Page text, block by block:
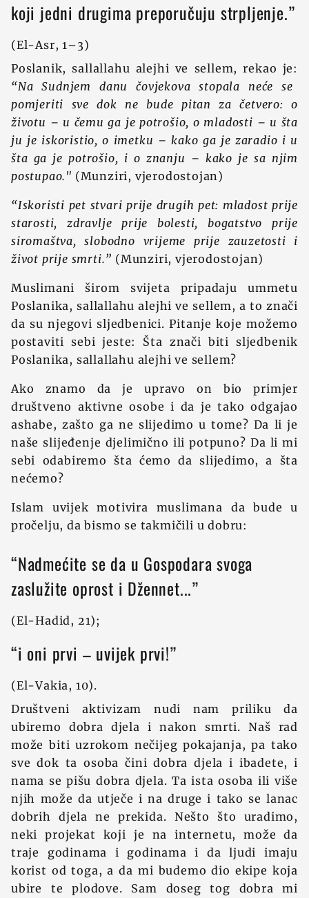
koji jedni drugima preporučuju strpljenje.”
(El-Asr, 1–3)
Poslanik, sallallahu alejhi ve sellem, rekao je:
“Na Sudnjem danu čovjekova stopala neće se
pomjeriti sve dok ne bude pitan za četvero: o
životu – u čemu ga je potrošio, o mladosti – u šta
ju je iskoristio, o imetku – kako ga je zaradio i u
šta ga je potrošio, i o znanju – kako je sa njim
postupao." (Munziri, vjerodostojan)
“Iskoristi pet stvari prije drugih pet: mladost prije
starosti, zdravlje prije bolesti, bogatstvo prije
siromaštva, slobodno vrijeme prije zauzetosti i
život prije smrti.” (Munziri, vjerodostojan)
Muslimani širom svijeta pripadaju ummetu
Poslanika, sallallahu alejhi ve sellem, a to znači
da su njegovi sljedbenici. Pitanje koje možemo
postaviti sebi jeste: Šta znači biti sljedbenik
Poslanika, sallallahu alejhi ve sellem?
Ako znamo da je upravo on bio primjer
društveno aktivne osobe i da je tako odgajao
ashabe, zašto ga ne slijedimo u tome? Da li je
naše slijeđenje djelimično ili potpuno? Da li mi
sebi odabiremo šta ćemo da slijedimo, a šta
nećemo?
Islam uvijek motivira muslimana da bude u
pročelju, da bismo se takmičili u dobru:
“Nadmećite se da u Gospodara svoga
zaslužite oprost i Džennet...”
(El-Hadid, 21);
“i oni prvi – uvijek prvi!”
(El-Vakia, 10).
Društveni aktivizam nudi nam priliku da
ubiremo dobra djela i nakon smrti. Naš rad
može biti uzrokom nečijeg pokajanja, pa tako
sve dok ta osoba čini dobra djela i ibadete, i
nama se pišu dobra djela. Ta ista osoba ili više
njih može da utječe i na druge i tako se lanac
dobrih djela ne prekida. Nešto što uradimo,
neki projekat koji je na internetu, može da
traje godinama i godinama i da ljudi imaju
korist od toga, a da mi budemo dio ekipe koja
ubire te plodove. Sam doseg tog dobra mi